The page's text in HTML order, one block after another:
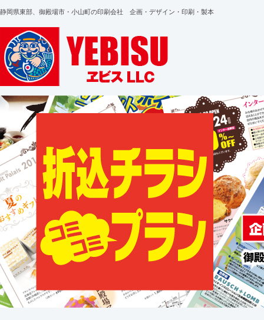
静岡県東部、御殿場市・小山町の印刷会社 企画・デザイン・印刷・製本